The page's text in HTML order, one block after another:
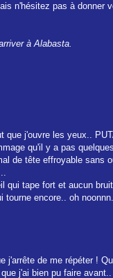
n'hésitez pas à donner
à Alabasta.
j'ouvre les yeux..
qu'il y a pas
de tête effroyable sans
tape fort et aucun
tourne encore.. oh
de me répéter !
j'ai bien pu faire